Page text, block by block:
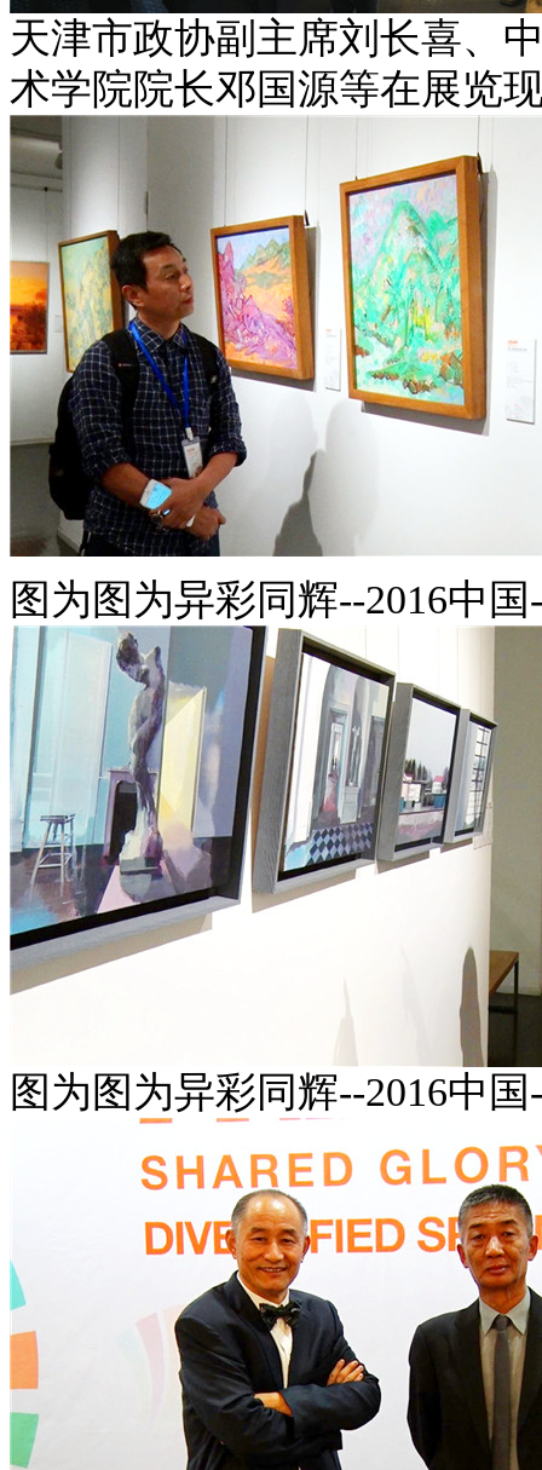
天津市政协副主席刘长喜、
术学院院长邓国源等在展览
图为 图为异彩同辉--2016中
图为 图为异彩同辉--2016中